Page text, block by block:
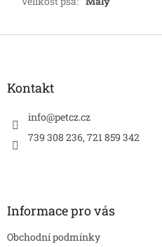
Kontakt
info@petcz.cz
739 308 236, 721 859 342
Informace pro vás
Obchodní podmínky